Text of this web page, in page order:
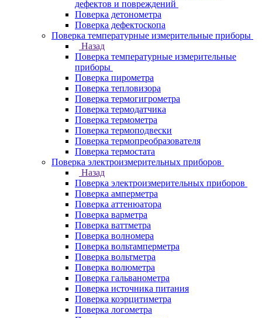
дефектов и повреждений
Поверка детонометра
Поверка дефектоскопа
Поверка температурные измерительные приборы
Назад
Поверка температурные измерительные
приборы
Поверка пирометра
Поверка тепловизора
Поверка термогигрометра
Поверка термодатчика
Поверка термометра
Поверка термоподвески
Поверка термопреобразователя
Поверка термостата
Поверка электроизмерительных приборов
Назад
Поверка электроизмерительных приборов
Поверка амперметра
Поверка аттенюатора
Поверка варметра
Поверка ваттметра
Поверка волномера
Поверка вольтамперметра
Поверка вольтметра
Поверка волюметра
Поверка гальванометра
Поверка источника питания
Поверка коэрцитиметра
Поверка логометра